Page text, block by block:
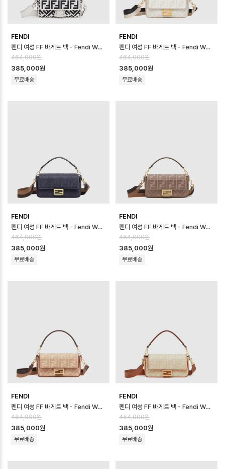
FENDI
펜디 여성 FF 바게트 백 - Fendi Womens FF Baguette Bag - fe…
464,000원
385,000원
무료배송
FENDI
펜디 여성 FF 바게트 백 - Fendi Womens FF Baguette Bag - fe…
464,000원
385,000원
무료배송
FENDI
펜디 여성 FF 바게트 백 - Fendi Womens FF Baguette Bag - fe…
464,000원
385,000원
무료배송
FENDI
펜디 여성 FF 바게트 백 - Fendi Womens FF Baguette Bag - fe…
464,000원
385,000원
무료배송
FENDI
펜디 여성 FF 바게트 백 - Fendi Womens FF Baguette Bag - fe…
464,000원
385,000원
무료배송
FENDI
펜디 여성 FF 바게트 백 - Fendi Womens FF Baguette Bag - fe…
464,000원
385,000원
무료배송